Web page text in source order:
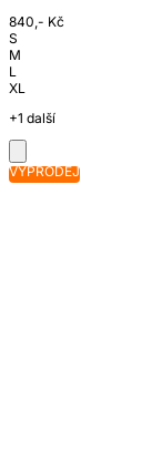
840,- Kč
S
M
L
XL
+1 další
VÝPRODEJ